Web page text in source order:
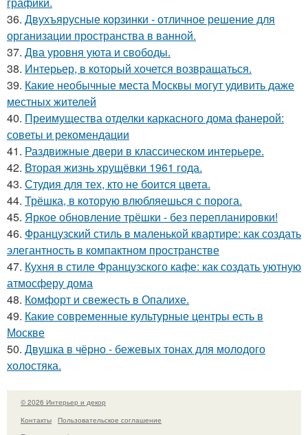
36. Двухъярусные корзинки - отличное решение для
организации пространства в ванной.
37. Два уровня уюта и свободы.
38. Интерьер, в который хочется возвращаться.
39. Какие необычные места Москвы могут удивить даже
местных жителей
40. Преимущества отделки каркасного дома фанерой:
советы и рекомендации
41. Раздвижные двери в классическом интерьере.
42. Вторая жизнь хрущёвки 1961 года.
43. Студия для тех, кто не боится цвета.
44. Трёшка, в которую влюбляешься с порога.
45. Яркое обновление трёшки - без перепланировки!
46. Французский стиль в маленькой квартире: как создать
элегантность в компактном пространстве
47. Кухня в стиле Французского кафе: как создать уютную
атмосферу дома
48. Комфорт и свежесть в Опалихе.
49. Какие современные культурные центры есть в
Москве
50. Двушка в чёрно - бежевых тонах для молодого
холостяка.
© 2026 Интерьер и декор
Контакты
Пользовательское соглашение